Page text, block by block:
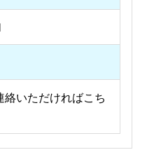
絡いただければこち